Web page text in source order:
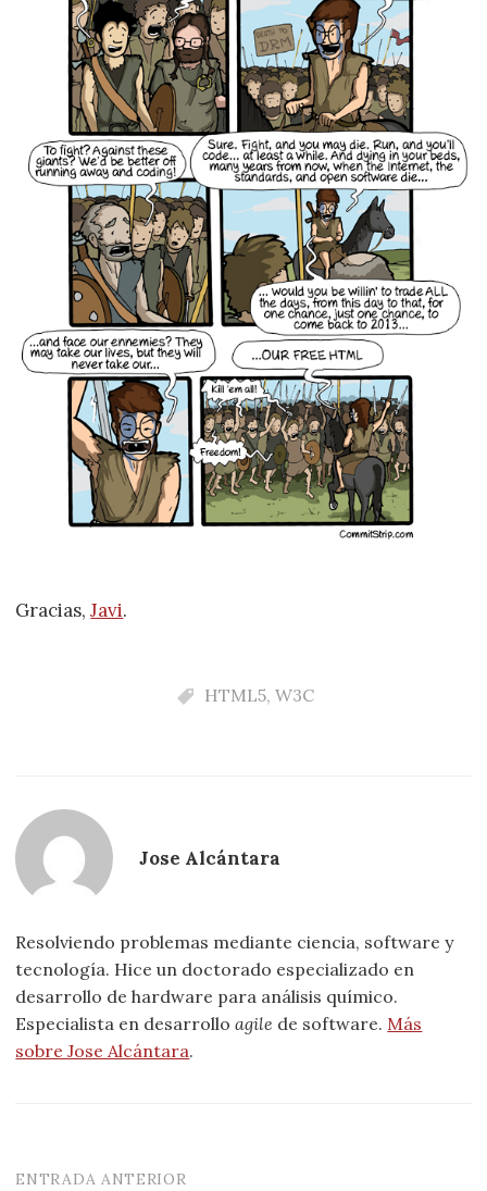
Gracias,Javi.
HTML5, W3C
Jose Alcántara
Resolviendo problemas mediante ciencia, software y
tecnología. Hice un doctorado especializado en
desarrollo de hardware para análisis químico.
Especialista en desarrolloagile de software. Más
sobre Jose Alcántara.
ENTRADA ANTERIOR